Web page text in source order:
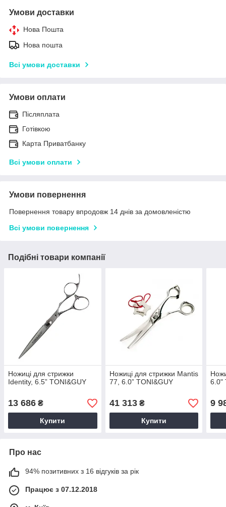
Умови доставки
Нова Пошта
Нова пошта
Всі умови доставки
Умови оплати
Післяплата
Готівкою
Карта Приватбанку
Всі умови оплати
Умови повернення
Повернення товару впродовж 14 днів за домовленістю
Всі умови повернення
Подібні товари компанії
Ножиці для стрижки
Identity, 6.5” TONI&GUY
13 686 ₴
Купити
Ножиці для стрижки Mantis
77, 6.0” TONI&GUY
41 313₴
Купити
6.0"
9
Про нас
94% позитивних з 16 відгуків за рік
Працює з 07.12.2018